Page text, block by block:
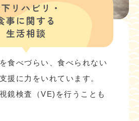
リハビリ・
事に関する
生活相談
食べづらい、食べられない
援に力をいれています。
鏡検査（VE)を行うことも